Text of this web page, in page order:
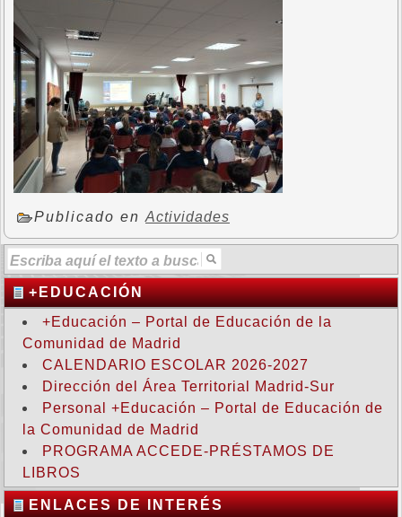
Publicado en Actividades
+EDUCACIÓN
+Educación – Portal de Educación de la
Comunidad de Madrid
CALENDARIO ESCOLAR 2026-2027
Dirección del Área Territorial Madrid-Sur
Personal +Educación – Portal de Educación de
la Comunidad de Madrid
PROGRAMA ACCEDE-PRÉSTAMOS DE
LIBROS
ENLACES DE INTERÉS